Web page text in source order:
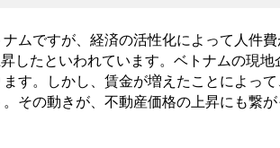
ムですが、経済の活性化によって人件
したといわれています。ベトナムの現
す。しかし、賃金が増えたことによっ
その動きが、不動産価格の上昇にも繋が